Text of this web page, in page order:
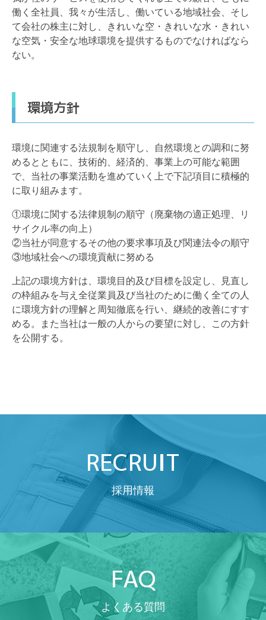
働く全社員、我々が生活し、働いている地域社会、そし
て会社の株主に対し、きれいな空・きれいな水・きれい
な空気・安全な地球環境を提供するものでなければなら
ない。
環境方針
環境に関連する法規制を順守し、自然環境との調和に努
めるとともに、技術的、経済的、事業上の可能な範囲
で、当社の事業活動を進めていく上で下記項目に積極的
に取り組みます。
①環境に関する法律規制の順守（廃棄物の適正処理、リ
サイクル率の向上）
②当社が同意するその他の要求事項及び関連法令の順守
③地域社会への環境貢献に努める
上記の環境方針は、環境目的及び目標を設定し、見直し
の枠組みを与え全従業員及び当社のために働く全ての人
に環境方針の理解と周知徹底を行い、継続的改善にすす
める。また当社は一般の人からの要望に対し、この方針
を公開する。
RECRUIT
採用情報
FAQ
よくある質問